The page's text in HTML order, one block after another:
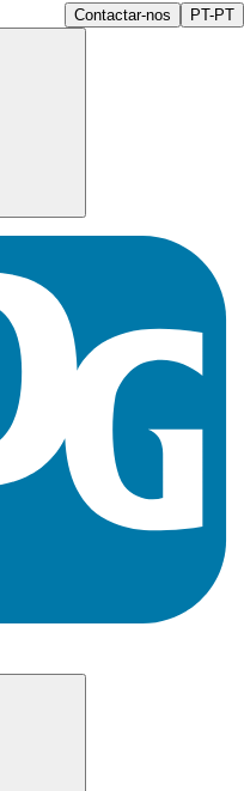
Contactar-nos PT-PT